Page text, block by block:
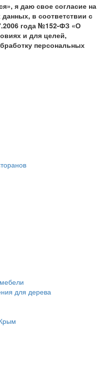
я даю свое согласие на
в соответствии с
года №152-ФЗ «О
и для целей,
персональных
для дерева